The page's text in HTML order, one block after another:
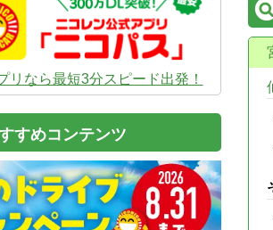
リなら最短3分スピード出発！
すめコンテンツ